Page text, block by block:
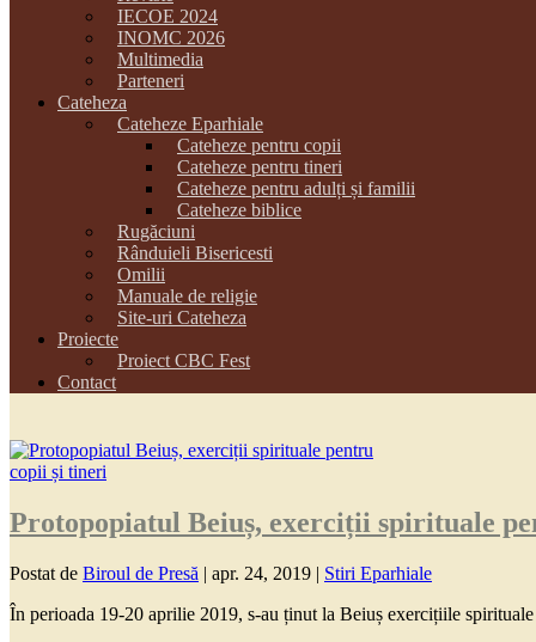
IECOE 2024
INOMC 2026
Multimedia
Parteneri
Cateheza
Cateheze Eparhiale
Cateheze pentru copii
Cateheze pentru tineri
Cateheze pentru adulți și familii
Cateheze biblice
Rugăciuni
Rânduieli Bisericesti
Omilii
Manuale de religie
Site-uri Cateheza
Proiecte
Proiect CBC Fest
Contact
Protopopiatul Beiuș, exerciții spirituale
Postat de Biroul de Presă | apr. 24, 2019 | Stiri Eparhiale
În perioada 19-20 aprilie 2019, s-au ținut la Beiuș exercițiile